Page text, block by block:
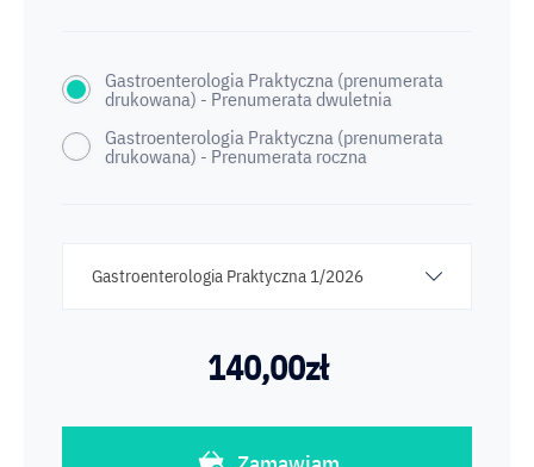
Gastroenterologia Praktyczna (prenumerata
drukowana) - Prenumerata dwuletnia
Gastroenterologia Praktyczna (prenumerata
drukowana) - Prenumerata roczna
Gastroenterologia Praktyczna 1/2026
140,00zł